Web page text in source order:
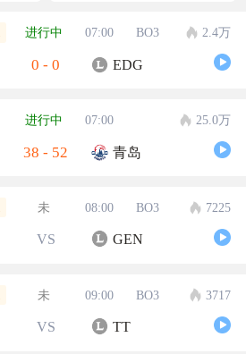
进行中 07:00 BO3 2.4万
0 - 0 EDG
进行中 07:00 25.0万
38 - 52 青岛
未 08:00 BO3 7225
VS GEN
未 09:00 BO3 3717
VS TT